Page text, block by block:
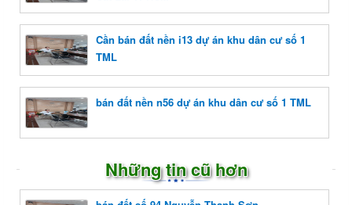
Cần bán đất nền i13 dự án khu dân cư số 1
TML
bán đất nền n56 dự án khu dân cư số 1 TML
Những tin cũ hơn